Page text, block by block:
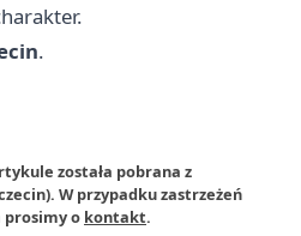
.
została pobrana z
W przypadku zastrzeżeń
prosimy o kontakt.